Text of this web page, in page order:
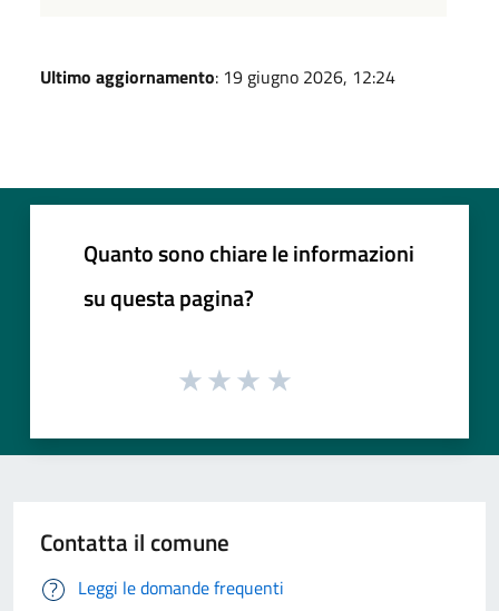
Ultimo aggiornamento: 19 giugno 2026, 12:24
Quanto sono chiare le informazioni
su questa pagina?
Contatta il comune
Leggi le domande frequenti